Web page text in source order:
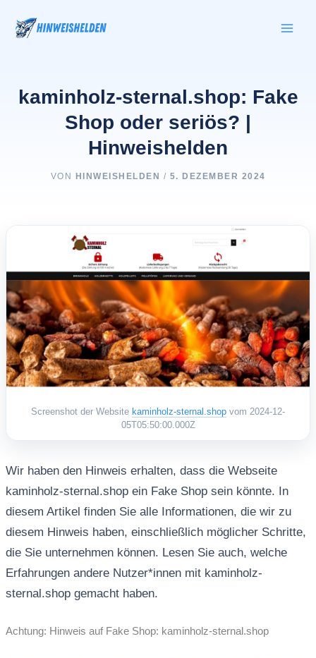
Inhalt
springen
kaminholz-sternal.shop: Fake
Shop oder seriös? |
Hinweishelden
VON HINWEISHELDEN / 5. DEZEMBER 2024
Screenshot der Website kaminholz-sternal.shop vom 2024-12-
05T05:50:00.000Z
Wir haben den Hinweis erhalten, dass die Webseite
kaminholz-sternal.shop ein Fake Shop sein könnte. In
diesem Artikel finden Sie alle Informationen, die wir zu
diesem Hinweis haben, einschließlich möglicher Schritte,
die Sie unternehmen können. Lesen Sie auch, welche
Erfahrungen andere Nutzer*innen mit kaminholz-
sternal.shop gemacht haben.
Achtung: Hinweis auf Fake Shop: kaminholz-sternal.shop